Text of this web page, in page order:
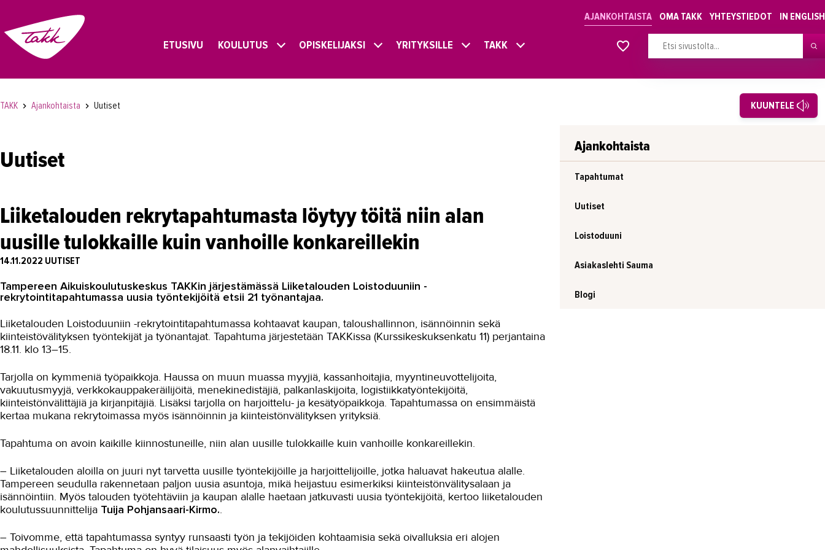
AJANKOHTAISTA OMA TAKK YHTEYSTIEDOT IN ENGLISH
ETUSIVU KOULUTUS OPISKELIJAKSI YRITYKSILLE TAKK
TAKK Ajankohtaista Uutiset KUUNTELE
Uutiset
Liiketalouden rekrytapahtumasta löytyy töitä niin alan
uusille tulokkaille kuin vanhoille konkareillekin
14.11.2022 UUTISET
Tampereen Aikuiskoulutuskeskus TAKKin järjestämässä Liiketalouden Loistoduuniin -
rekrytointitapahtumassa uusia työntekijöitä etsii 21 työnantajaa.
Liiketalouden Loistoduuniin -rekrytointitapahtumassa kohtaavat kaupan, taloushallinnon, isännöinnin sekä
kiinteistövälityksen työntekijät ja työnantajat. Tapahtuma järjestetään TAKKissa (Kurssikeskuksenkatu 11) perjantaina
18.11. klo 13–15.
Tarjolla on kymmeniä työpaikkoja. Haussa on muun muassa myyjiä, kassanhoitajia, myyntineuvottelijoita,
vakuutusmyyjä, verkkokauppakeräilijöitä, menekinedistäjiä, palkanlaskijoita, logistiikkatyöntekijöitä,
kiinteistönvälittäjiä ja kirjanpitäjiä. Lisäksi tarjolla on harjoittelu- ja kesätyöpaikkoja. Tapahtumassa on ensimmäistä
kertaa mukana rekrytoimassa myös isännöinnin ja kiinteistönvälityksen yrityksiä.
Tapahtuma on avoin kaikille kiinnostuneille, niin alan uusille tulokkaille kuin vanhoille konkareillekin.
– Liiketalouden aloilla on juuri nyt tarvetta uusille työntekijöille ja harjoittelijoille, jotka haluavat hakeutua alalle.
Tampereen seudulla rakennetaan paljon uusia asuntoja, mikä heijastuu esimerkiksi kiinteistönvälitysalaan ja
isännöintiin. Myös talouden työtehtäviin ja kaupan alalle haetaan jatkuvasti uusia työntekijöitä, kertoo liiketalouden
koulutussuunnittelija Tuija Pohjansaari-Kirmo..
– Toivomme, että tapahtumassa syntyy runsaasti työn ja tekijöiden kohtaamisia sekä oivalluksia eri alojen
Ajankohtaista
Tapahtumat
Uutiset
Loistoduuni
Asiakaslehti Sauma
Blogi
Alkavat koulutukset osiosta